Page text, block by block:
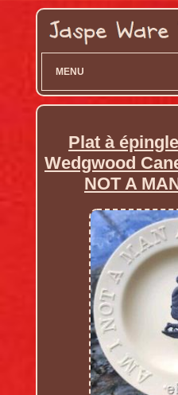
MENU
Plat à
Wedgwood
NOT A